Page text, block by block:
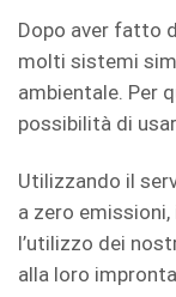
Dopo aver fatto
molti sistemi
ambientale. Per
possibilità di
Utilizzando il
a zero
l’utilizzo dei
alla loro